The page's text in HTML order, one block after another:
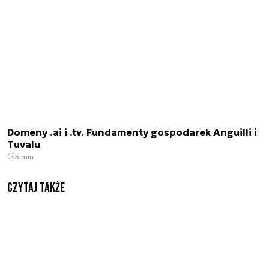
Domeny .ai i .tv. Fundamenty gospodarek Anguilli i
Tuvalu
3 min.
Czytaj także